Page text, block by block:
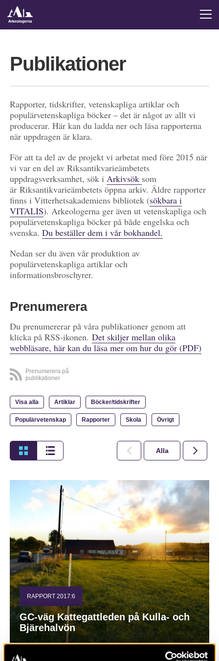
Publikationer
Rapporter, tidskrifter, vetenskapliga artiklar och
populärvetenskapliga böcker – det är något av allt vi
producerar. Här kan du ladda ner och läsa rapporterna
när uppdragen är klara.
För att ta del av de projekt vi arbetat med före 2015 när
vi var en del av Riksantikvarieämbetets
uppdragsverksamhet, sök i Arkivsök som
är Riksantikvarieämbetets öppna arkiv. Äldre rapporter
finns i Vitterhetsakademiens bibliotek (sökbara i
VITALIS). Arkeologerna ger även ut vetenskapliga och
populärvetenskapliga böcker på både engelska och
svenska. Du beställer dem i vår bokhandel.
Nedan ser du även vår produktion av
populärvetenskapliga artiklar och
informationsbroschyrer.
Prenumerera
Du prenumererar på våra publikationer genom att
klicka på RSS-ikonen. Det skiljer mellan olika
webbläsare, här kan du läsa mer om hur du gör (PDF)
Prenumerera på
publikationer
Visa alla Artiklar Böcker/tidskrifter
Populärvetenskap Rapporter Skola Övrigt
Alla 2026
RAPPORT 2017:6
GC-väg Kattegattleden på Kulla- och
Bjärehalvön